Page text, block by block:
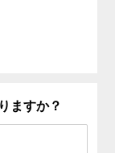
ますか？